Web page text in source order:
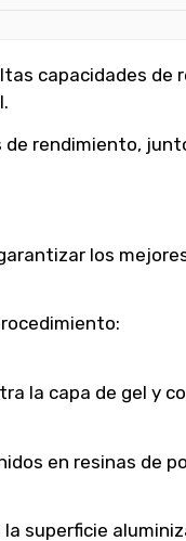
capacidades
rendimiento,
los
la capa de gel y
en resinas de
superficie